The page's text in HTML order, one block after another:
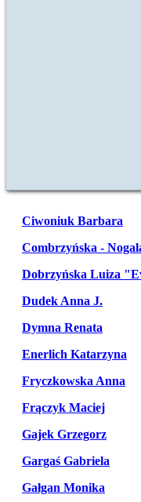
Ciwoniuk Barbara
Combrzyńska -
Dobrzyńska Luiza
Dudek Anna J.
Dymna Renata
Enerlich Katarzyna
Fryczkowska Anna
Frączyk Maciej
Gajek Grzegorz
Gargaś Gabriela
Gałgan Monika